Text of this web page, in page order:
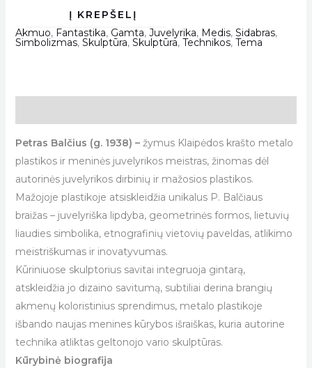
Akmuo, Fantastika, Gamta, Juvelyrika, Medis, Sidabras,
Simbolizmas, Skulptūra, Skulptūra, Technikos, Tema
Petras Balčius (g. 1938) –žymus Klaipėdos krašto metalo
plastikos ir meninės juvelyrikos meistras, žinomas dėl
autorinės juvelyrikos dirbinių ir mažosios plastikos.
Mažojoje plastikoje atsiskleidžia unikalus P. Balčiaus
braižas – juvelyriška lipdyba, geometrinės formos, lietuvių
liaudies simbolika, etnografinių vietovių paveldas, atlikimo
meistriškumas ir inovatyvumas.
Kūriniuose skulptorius savitai integruoja gintarą,
atskleidžia jo dizaino savitumą, subtiliai derina brangių
akmenų koloristinius sprendimus, metalo plastikoje
išbando naujas menines kūrybos išraiškas, kuria autorine
technika atliktas geltonojo vario skulptūras.
Kūrybinė biografija